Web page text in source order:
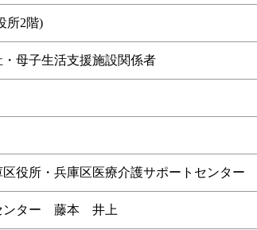
所2階)
母子生活支援施設関係者
役所・兵庫区医療介護サポートセンター
ンター 藤本 井上